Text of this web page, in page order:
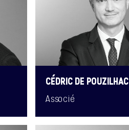
CÉDRIC DE POUZILHAC
Associé